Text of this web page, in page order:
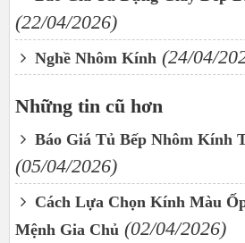
(22/04/2026)
Nghề Nhôm Kính (24/04/
Những tin cũ hơn
Báo Giá Tủ Bếp Nhôm Kính
(05/04/2026)
Cách Lựa Chọn Kính Màu
Mệnh Gia Chủ (02/04/2026)